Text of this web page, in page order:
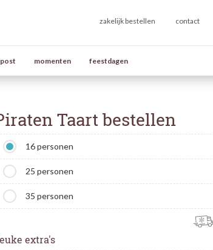
zakelijk bestellen contact
momenten feestdagen
Taart bestellen
16 personen
25 personen
35 personen
extra's